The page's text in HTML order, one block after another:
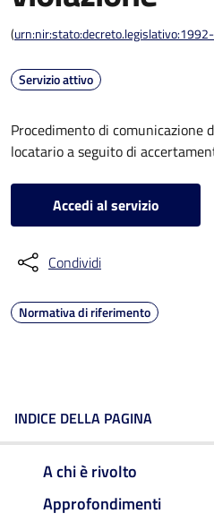
(
Servizio attivo
Procedimento di comunicazione
locatario a seguito di
Accedi al servizio
Condividi
Normativa di riferimento
INDICE DELLA PAGINA
A chi è rivolto
Approfondimenti